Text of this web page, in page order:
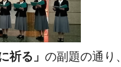
祈る」 の副題の通り